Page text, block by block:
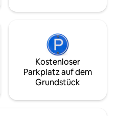
preisgekrönte
Kostenloser
Parkplatz auf dem
Grundstück